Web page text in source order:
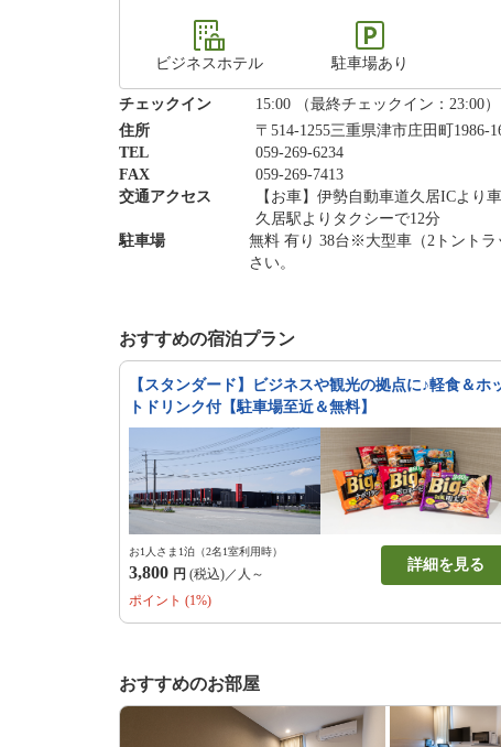
ビジネスホテル 駐車場あり
チェックイン 15:00 （最終チェックイン：23:00）
住所
〒514-1255三重県津市庄田町1986-
TEL
059-269-6234
FAX
059-269-7413
交通アクセス
【お車】伊勢自動車道久居ICよ
久居駅よりタクシーで12分
駐車場
無料 有り 38台※大型車（2トント
さい。
おすすめの宿泊プラン
【スタンダード】ビジネスや観光の拠点に♪軽食＆ホ
トドリンク付【駐車場至近＆無料】
お1人さま1泊（2名1室利用時）
3,800 円 (税込)／人～
詳細を見る
ポイント (1%)
おすすめのお部屋